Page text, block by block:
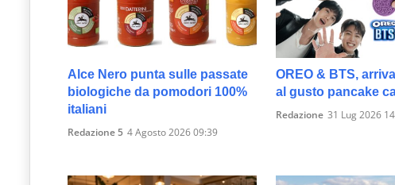
Alce Nero punta sulle passate
biologiche da pomodori 100%
italiani
Redazione 5 4 Agosto 2026 09:39
OREO & BTS,
al gusto pancake
Redazione 31 Lug 2026